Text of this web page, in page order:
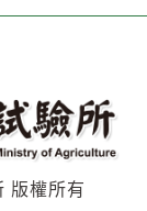
版權所有